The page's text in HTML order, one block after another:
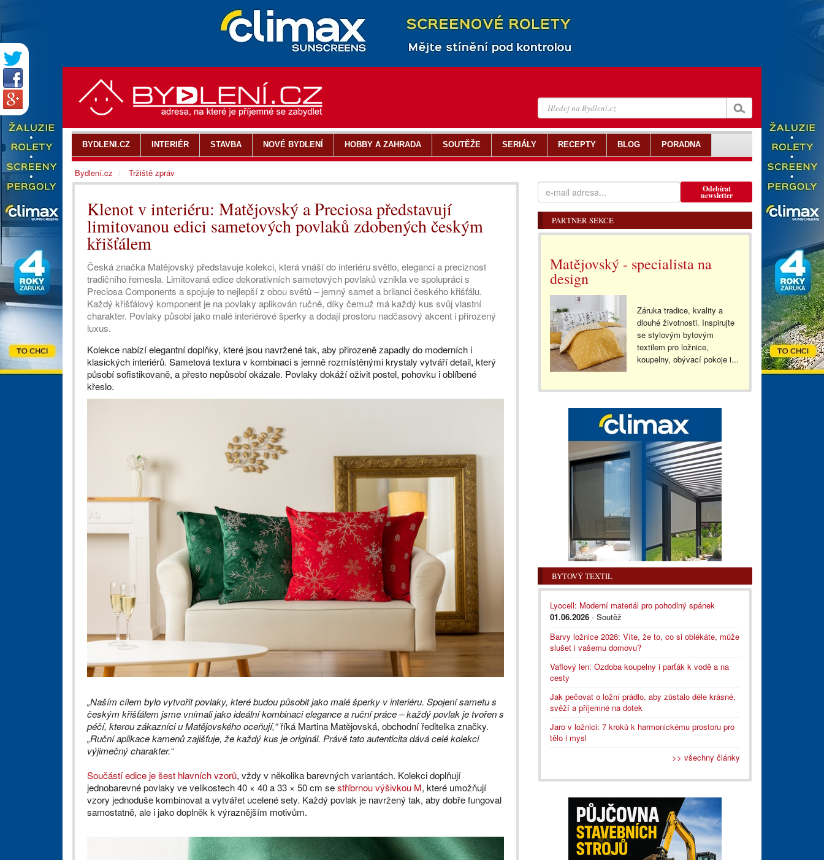
Klenot v interiéru: Matějovský a Preciosa představují
limitovanou edici sametových povlaků zdobených českým
křišťálem
Česká značka Matějovský představuje kolekci, která vnáší do interiéru světlo, eleganci a preciznost
tradičního řemesla. Limitovaná edice dekorativních sametových povlaků vznikla ve spolupráci s
Preciosa Components a spojuje to nejlepší z obou světů – jemný samet a brilanci českého křišťálu.
Každý křišťálový komponent je na povlaky aplikován ručně, díky čemuž má každý kus svůj vlastní
charakter. Povlaky působí jako malé interiérové šperky a dodají prostoru nadčasový akcent i přirozený
luxus.
Kolekce nabízí elegantní doplňky, které jsou navržené tak, aby přirozeně zapadly do moderních i
klasických interiérů. Sametová textura v kombinaci s jemně rozmístěnými krystaly vytváří detail, který
působí sofistikovaně, a přesto nepůsobí okázale. Povlaky dokáží oživit postel, pohovku i oblíbené
křeslo.
„Naším cílem bylo vytvořit povlaky, které budou působit jako malé šperky v interiéru. Spojení sametu s
českým křišťálem jsme vnímali jako ideální kombinaci elegance a ruční práce – každý povlak je tvořen s
péčí, kterou zákazníci u Matějovského oceňují,“říká Martina Matějovská, obchodní ředitelka značky.
„Ruční aplikace kamenů zajišťuje, že každý kus je originál. Právě tato autenticita dává celé kolekci
výjimečný charakter.“
Součástí edice je šest hlavních vzorů, vždy v několika barevných variantách. Kolekci doplňují
jednobarevné povlaky ve velikostech 40 × 40 a 33 × 50 cm sestříbrnou výšivkou M, které umožňují
vzory jednoduše kombinovat a vytvářet ucelené sety. Každý povlak je navržený tak, aby dobře fungoval
samostatně, ale i jako doplněk k výraznějším motivům.
Odebírat
newsletter
PARTNER SEKCE
Matějovský - specialista na
design
Záruka tradice, kvality a
dlouhé životnosti. Inspirujte
se stylovým bytovým
textilem pro ložnice,
koupelny, obývací pokoje i...
BYTOVÝ TEXTIL
Lyocell: Moderní materiál pro pohodlný spánek
01.06.2026 - Soutěž
Barvy ložnice 2026: Víte, že to, co si oblékáte, může
slušet i vašemu domovu?
Vaflový len: Ozdoba koupelny i parťák k vodě a na
cesty
Jak pečovat o ložní prádlo, aby zůstalo déle krásné,
svěží a příjemné na dotek
Jaro v ložnici: 7 kroků k harmonickému prostoru pro
tělo i mysl
>> všechny články
BYDLENI.CZ INTERIÉR STAVBA NOVÉ BYDLENÍ HOBBY A ZAHRADA SOUTĚŽE SERIÁLY RECEPTY BLOG PORADNA
Bydlení.cz Tržiště zpráv